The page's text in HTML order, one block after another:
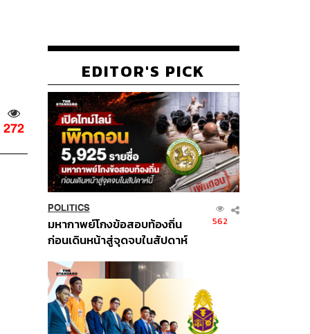
272
EDITOR'S PICK
POLITICS
มหากาพย์โกงข้อสอบท้องถิ่น
ก่อนเดินหน้าสู่จุดจบในสัปดาห์
562